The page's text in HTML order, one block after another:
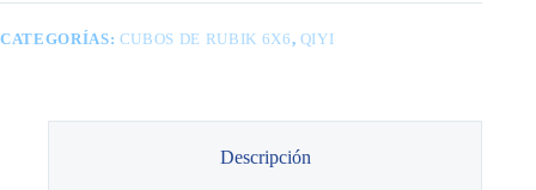
CATEGORÍAS: CUBOS DE RUBIK 6X6, QIYI
Descripción